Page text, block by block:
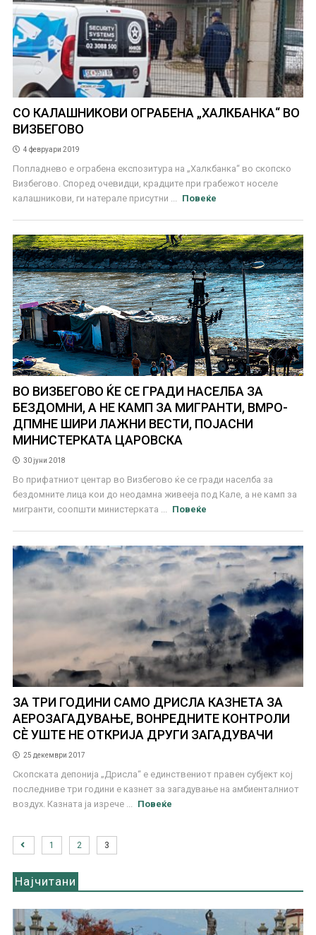
СО КАЛАШНИКОВИ ОГРАБЕНА „ХАЛКБАНКА“ ВО
ВИЗБЕГОВО
4 февруари 2019
Попладнево е ограбена експозитура на „Халкбанка“ во скопско
Визбегово. Според очевидци, крадците при грабежот носеле
калашникови, ги натерале присутни ...
Повеќе
ВО ВИЗБЕГОВО ЌЕ СЕ ГРАДИ НАСЕЛБА ЗА
БЕЗДОМНИ, А НЕ КАМП ЗА МИГРАНТИ, ВМРО-
ДПМНЕ ШИРИ ЛАЖНИ ВЕСТИ, ПОЈАСНИ
МИНИСТЕРКАТА ЦАРОВСКА
30 јуни 2018
Во прифатниот центар во Визбегово ќе се гради населба за
бездомните лица кои до неодамна живееја под Кале, а не камп за
мигранти, соопшти министерката ...
Повеќе
ЗА ТРИ ГОДИНИ САМО ДРИСЛА КАЗНЕТА ЗА
АЕРОЗАГАДУВАЊЕ, ВОНРЕДНИТЕ КОНТРОЛИ
СЀ УШТЕ НЕ ОТКРИЈА ДРУГИ ЗАГАДУВАЧИ
25 декември 2017
Скопската депонија „Дрисла“ е единствениот правен субјект кој
последниве три години е казнет за загадување на амбиенталниот
воздух. Казната ја изрече ...
Повеќе
1 2 3
Најчитани